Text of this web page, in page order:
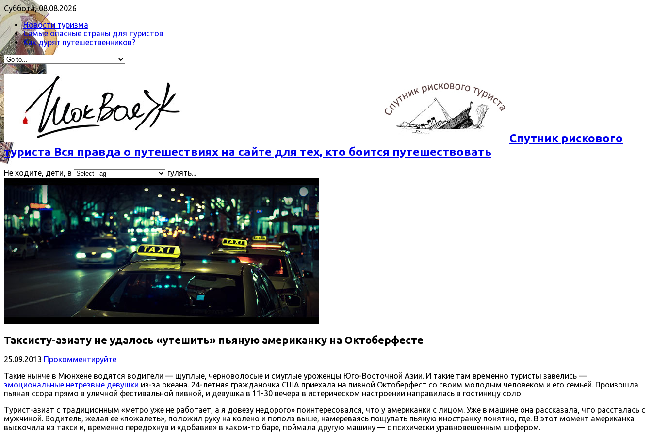
Суббота, 08.08.2026
Новости туризма
Самые опасные страны для туристов
Как дурят путешественников?
Спутник рискового
туриста Вся правда о путешествиях на сайте для тех, кто боится путешествовать
Не ходите, дети, в гулять...
Таксисту-азиату не удалось «утешить» пьяную американку на Октоберфесте
25.09.2013 Прокомментируйте
Такие нынче в Мюнхене водятся водители — щуплые, черноволосые и смуглые уроженцы Юго-Восточной Азии. И такие там временно туристы завелись —
эмоциональные нетрезвые девушки из-за океана. 24-летняя гражданочка США приехала на пивной Октоберфест со своим молодым человеком и его семьей. Произошла
пьяная ссора прямо в уличной фестивальной пивной, и девушка в 11-30 вечера в истерическом настроении направилась в гостиницу соло.
Турист-азиат с традиционным «метро уже не работает, а я довезу недорого» поинтересовался, что у американки с лицом. Уже в машине она рассказала, что рассталась с
мужчиной. Водитель, желая ее «пожалеть», положил руку на колено и пополз выше, намереваясь пощупать пьяную иностранку понятно, где. В этот момент американка
выскочила из такси и, временно передохнув и «добавив» в каком-то баре, поймала другую машину — с психически уравновешенным шофером.